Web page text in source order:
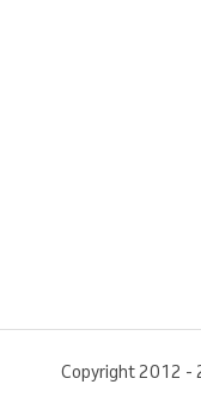
Copyright 2012 -